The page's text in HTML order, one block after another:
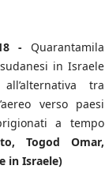
- Quarantamila
in Israele
tra
verso paesi
a tempo
Togod Omar,
in Israele)